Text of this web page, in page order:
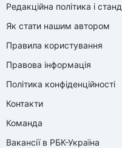
Редакційна політика і
Як стати нашим автором
Правила користування
Правова інформація
Політика конфіденційності
Контакти
Команда
Вакансії в РБК-Україна